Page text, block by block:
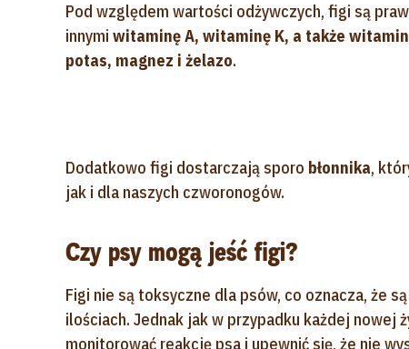
Pod względem wartości odżywczych, figi są
innymi witaminę A, witaminę K, a także
potas, magnez i żelazo.
Dodatkowo figi dostarczają sporo błonnika,
jak i dla naszych czworonogów.
Czy psy mogą jeść figi?
Figi nie są toksyczne dla psów, co oznacza, że
ilościach. Jednak jak w przypadku każdej nowej
monitorować reakcję psa i upewnić się, że nie